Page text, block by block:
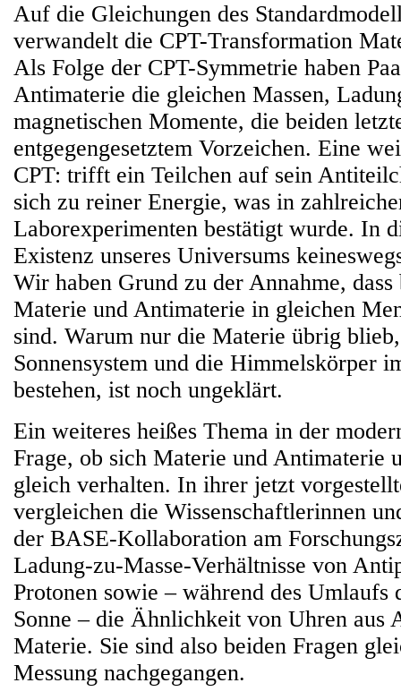
Auf die Gleichungen des
verwandelt die CPT-Transformation
Als Folge der CPT-Symmetrie haben
Antimaterie die gleichen Massen,
magnetischen Momente, die beiden
entgegengesetztem Vorzeichen. Eine
CPT: trifft ein Teilchen auf sein
sich zu reiner Energie, was in
Laborexperimenten bestätigt wurde. In
Existenz unseres Universums
Wir haben Grund zu der Annahme,
Materie und Antimaterie in gleichen
sind. Warum nur die Materie übrig
Sonnensystem und die Himmelskörper
bestehen, ist noch ungeklärt.
Ein weiteres heißes Thema in der
Frage, ob sich Materie und Antimaterie
gleich verhalten. In ihrer jetzt
vergleichen die Wissenschaftlerinnen
der BASE-Kollaboration am
Ladung-zu-Masse-Verhältnisse von
Protonen sowie – während des Umlaufs
Sonne – die Ähnlichkeit von Uhren aus
Materie. Sie sind also beiden Fragen
Messung nachgegangen.